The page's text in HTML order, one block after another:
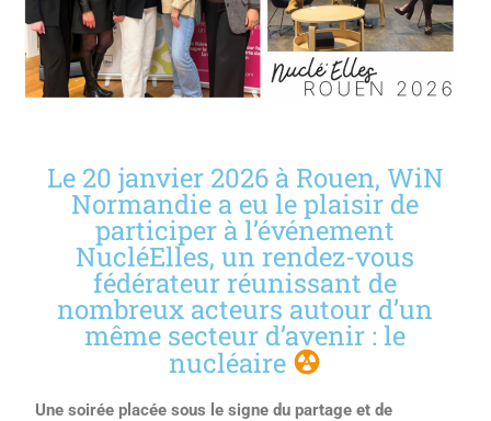
Le 20 janvier 2026 à Rouen, WiN
Normandie a eu le plaisir de
participer à l’événement
NucléElles, un rendez-vous
fédérateur réunissant de
nombreux acteurs autour d’un
même secteur d’avenir : le
nucléaire
Une soirée placée sous le signe du partage et de